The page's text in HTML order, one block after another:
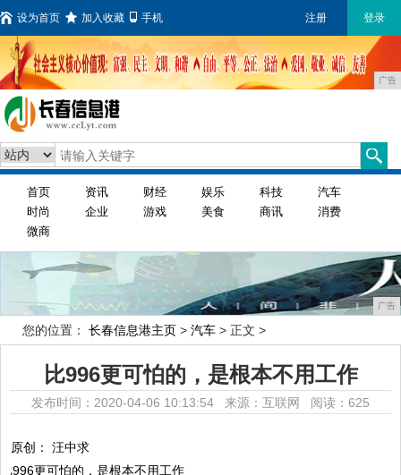
设为首页 加入收藏 手机 注册 登录
广告
首页 资讯 财经 娱乐 科技
汽车
时尚
企业 游戏 美食 商讯
消费
微商
广告
您的位置： 长春信息港主页 > 汽车 > 正文 >
比996更可怕的，是根本不用工作
发布时间：2020-04-06 10:13:54 来源：互联网 阅读：625
原创： 汪中求